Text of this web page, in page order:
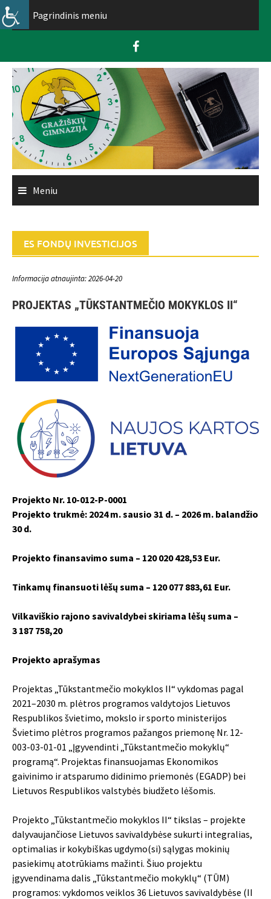
Skip
to
Pagrindinis meniu
Meniu
ES FONDŲ INVESTICIJOS
Informacija atnaujinta: 2026-04-20
PROJEKTAS „TŪKSTANTMEČIO MOKYKLOS II“
Projekto Nr. 10-012-P-0001
Projekto trukmė: 2024 m. sausio 31 d. – 2026 m. balandžio
30 d.
Projekto finansavimo suma – 120 020 428,53 Eur.
Tinkamų finansuoti lėšų suma – 120 077 883,61 Eur.
Vilkaviškio rajono savivaldybei skiriama lėšų suma –
3 187 758,20
Projekto aprašymas
Projektas „Tūkstantmečio mokyklos II“ vykdomas pagal
2021–2030 m. plėtros programos valdytojos Lietuvos
Respublikos švietimo, mokslo ir sporto ministerijos
Švietimo plėtros programos pažangos priemonę Nr. 12-
003-03-01-01 „Įgyvendinti „Tūkstantmečio mokyklų“
programą“. Projektas finansuojamas Ekonomikos
gaivinimo ir atsparumo didinimo priemonės (EGADP) bei
Lietuvos Respublikos valstybės biudžeto lėšomis.
Projekto „Tūkstantmečio mokyklos II“ tikslas – projekte
dalyvaujančiose Lietuvos savivaldybėse sukurti integralias,
optimalias ir kokybiškas ugdymo(si) sąlygas mokinių
pasiekimų atotrūkiams mažinti. Šiuo projektu
įgyvendinama dalis „Tūkstantmečio mokyklų“ (TŪM)
programos: vykdomos veiklos 36 Lietuvos savivaldybėse (II